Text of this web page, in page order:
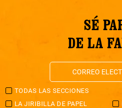
SÉ
DE LA
TODAS LAS SECCIONES
LA JIRIBILLA DE PAPEL